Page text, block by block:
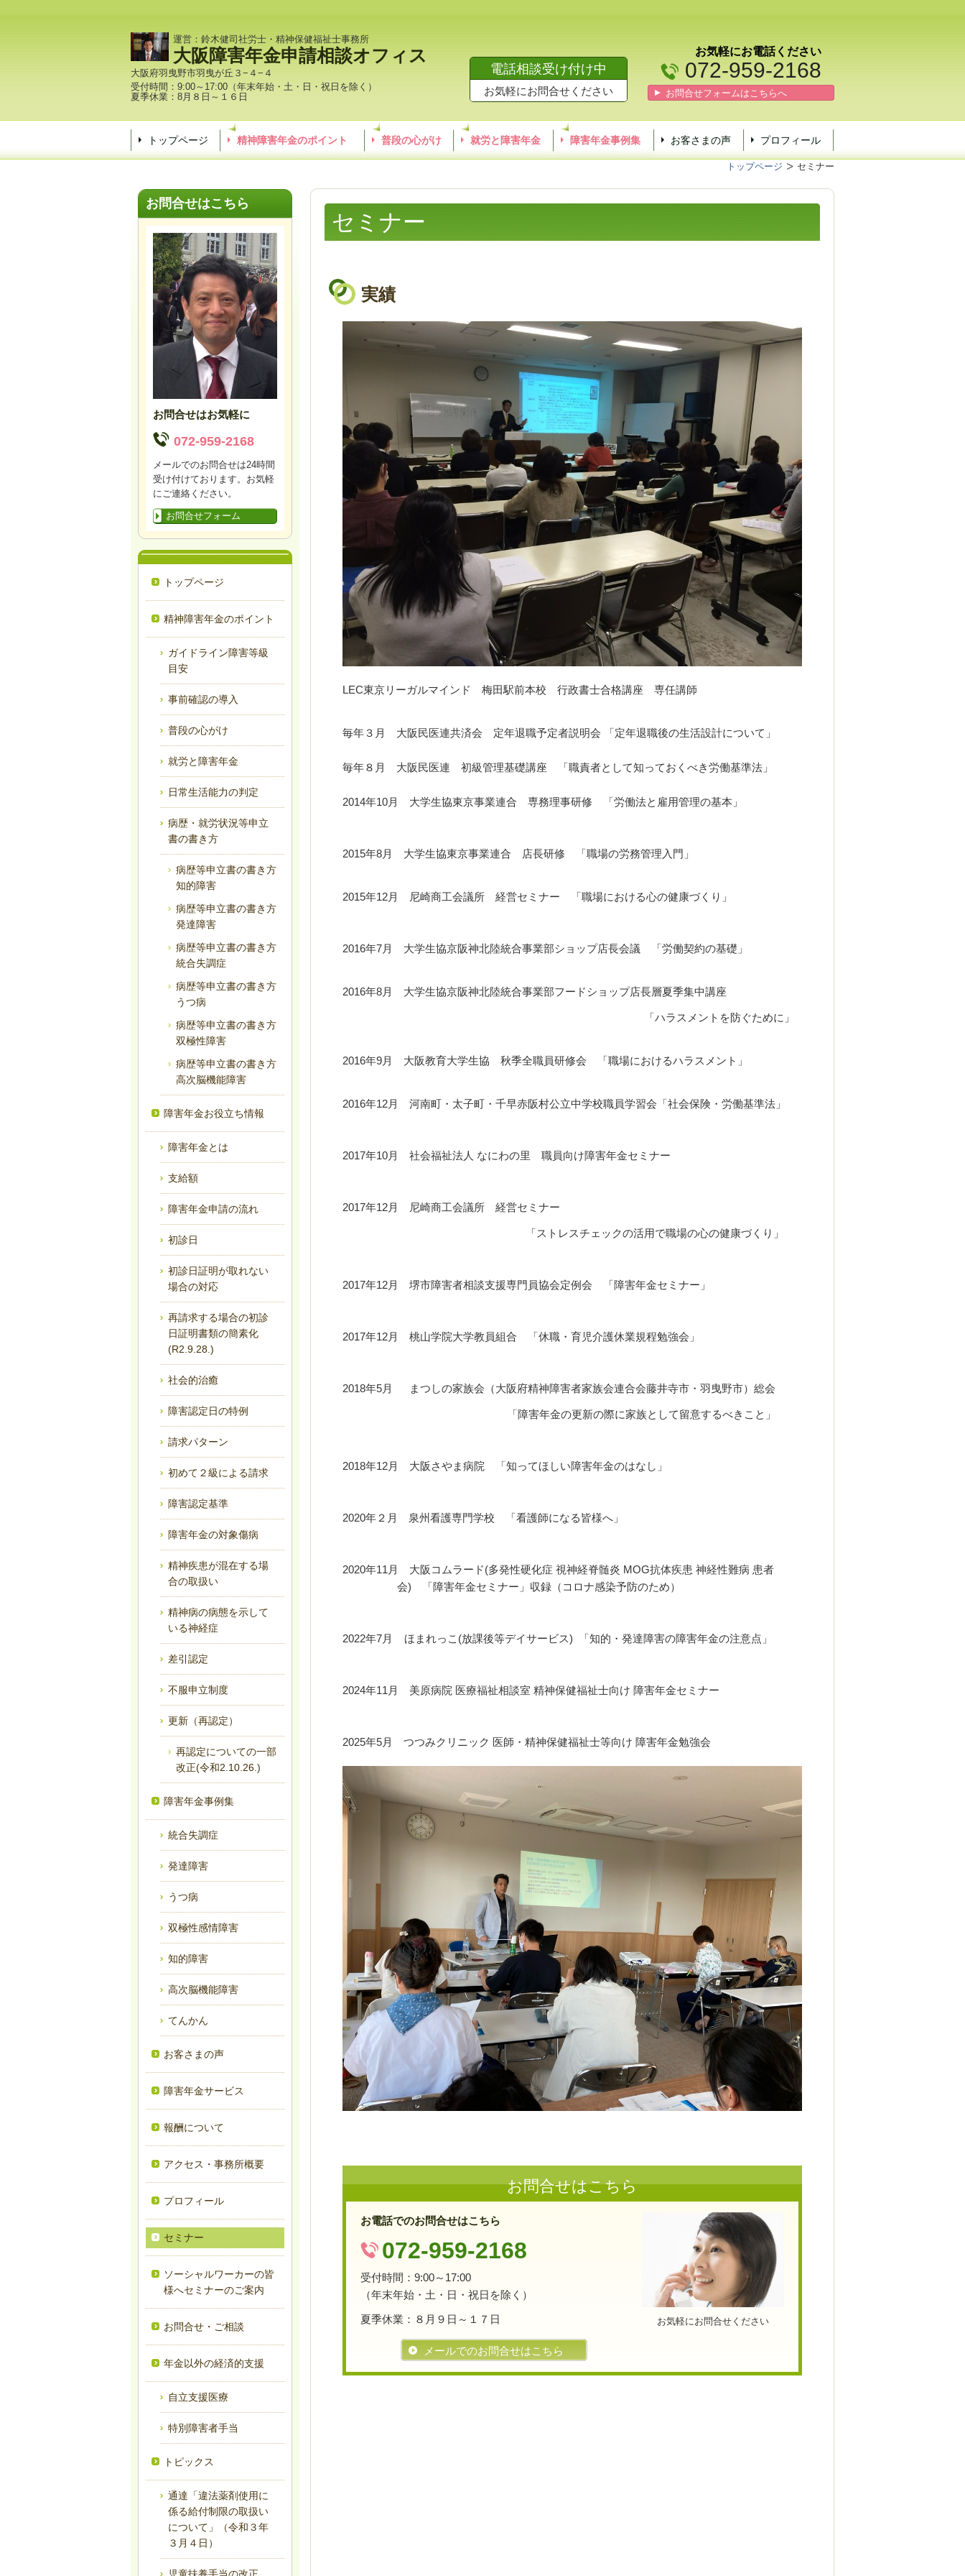
運営：鈴木健司社労士・精神保健福祉士事務所
大阪障害年金申請相談オフィス
大阪府羽曳野市羽曳が丘３−４−４
受付時間：9:00～17:00（年末年始・土・日・祝日を除く）
夏季休業：8月８日～１６日
電話相談受け付け中
お気軽にお問合せください
お気軽にお電話ください
072-959-2168
お問合せフォームはこちらへ
トップページ 精神障害年金のポイント 普段の心がけ 就労と障害年金 障害年金事例集 お客さまの声 プロフィール
トップページ セミナー
セミナー
実績
LEC東京リーガルマインド 梅田駅前本校 行政書士合格講座 専任講師
毎年３月 大阪民医連共済会 定年退職予定者説明会 「定年退職後の生活設計について」
毎年８月 大阪民医連 初級管理基礎講座 「職責者として知っておくべき労働基準法」
2014年10月 大学生協東京事業連合 専務理事研修 「労働法と雇用管理の基本」
2015年8月 大学生協東京事業連合 店長研修 「職場の労務管理入門」
2015年12月 尼崎商工会議所 経営セミナー 「職場における心の健康づくり」
2016年7月 大学生協京阪神北陸統合事業部ショップ店長会議 「労働契約の基礎」
2016年8月 大学生協京阪神北陸統合事業部フードショップ店長層夏季集中講座
「ハラスメントを防ぐために」
2016年9月 大阪教育大学生協 秋季全職員研修会 「職場におけるハラスメント」
2016年12月 河南町・太子町・千早赤阪村公立中学校職員学習会「社会保険・労働基準法」
2017年10月 社会福祉法人 なにわの里 職員向け障害年金セミナー
2017年12月 尼崎商工会議所 経営セミナー
「ストレスチェックの活用で職場の心の健康づくり」
2017年12月 堺市障害者相談支援専門員協会定例会 「障害年金セミナー」
2017年12月 桃山学院大学教員組合 「休職・育児介護休業規程勉強会」
2018年5月 まつしの家族会（大阪府精神障害者家族会連合会藤井寺市・羽曳野市）総会
「障害年金の更新の際に家族として留意するべきこと」
2018年12月 大阪さやま病院 「知ってほしい障害年金のはなし」
2020年２月 泉州看護専門学校 「看護師になる皆様へ」
2020年11月 大阪コムラード(多発性硬化症 視神経脊髄炎 MOG抗体疾患 神経性難病 患者
会) 「障害年金セミナー」収録（コロナ感染予防のため）
2022年7月 ほまれっこ(放課後等デイサービス) 「知的・発達障害の障害年金の注意点」
2024年11月 美原病院 医療福祉相談室 精神保健福祉士向け 障害年金セミナー
2025年5月 つつみクリニック 医師・精神保健福祉士等向け 障害年金勉強会
お問合せはこちら
お気軽にお問合せください
お電話でのお問合せはこちら
072-959-2168
受付時間：9:00～17:00
（年末年始・土・日・祝日を除く）
夏季休業：８月９日～１７日
メールでのお問合せはこちら
お問合せはこちら
お問合せはお気軽に
072-959-2168
メールでのお問合せは24時間
受け付けております。お気軽
にご連絡ください。
お問合せフォーム
トップページ
精神障害年金のポイント
ガイドライン障害等級
目安
事前確認の導入
普段の心がけ
就労と障害年金
日常生活能力の判定
病歴・就労状況等申立
書の書き方
病歴等申立書の書き方
知的障害
病歴等申立書の書き方
発達障害
病歴等申立書の書き方
統合失調症
病歴等申立書の書き方
うつ病
病歴等申立書の書き方
双極性障害
病歴等申立書の書き方
高次脳機能障害
障害年金お役立ち情報
障害年金とは
支給額
障害年金申請の流れ
初診日
初診日証明が取れない
場合の対応
再請求する場合の初診
日証明書類の簡素化
(R2.9.28.)
社会的治癒
障害認定日の特例
請求パターン
初めて２級による請求
障害認定基準
障害年金の対象傷病
精神疾患が混在する場
合の取扱い
精神病の病態を示して
いる神経症
差引認定
不服申立制度
更新（再認定）
再認定についての一部
改正(令和2.10.26.)
障害年金事例集
統合失調症
発達障害
うつ病
双極性感情障害
知的障害
高次脳機能障害
てんかん
お客さまの声
障害年金サービス
報酬について
アクセス・事務所概要
プロフィール
セミナー
ソーシャルワーカーの皆
様へセミナーのご案内
お問合せ・ご相談
年金以外の経済的支援
自立支援医療
特別障害者手当
トピックス
通達「違法薬剤使用に
係る給付制限の取扱い
について」（令和３年
３月４日）